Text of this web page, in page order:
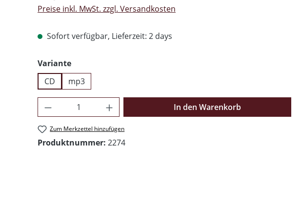
Preise inkl. MwSt. zzgl. Versandkosten
Sofort verfügbar, Lieferzeit: 2 days
Varianteauswählen
CD
mp3
Produkt Anzahl: Gib den gewünschten Wert
In den Warenkorb
Zum Merkzettel hinzufügen
Produktnummer: 2274